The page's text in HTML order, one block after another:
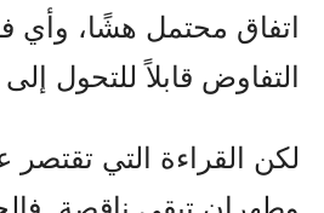
اتفاق محتمل هشًا،
التفاوض قابلاً للتحول
لكن القراءة التي